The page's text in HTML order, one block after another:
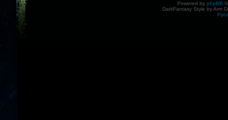
Powered by phpBB
DarkFantasy Style by Arm